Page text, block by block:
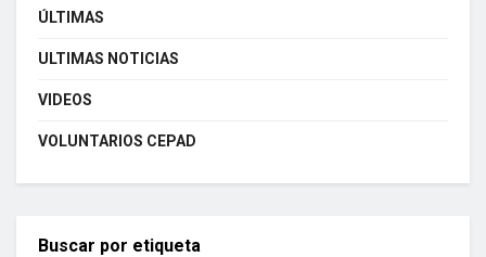
ÚLTIMAS
ULTIMAS NOTICIAS
VIDEOS
VOLUNTARIOS CEPAD
Buscar por etiqueta